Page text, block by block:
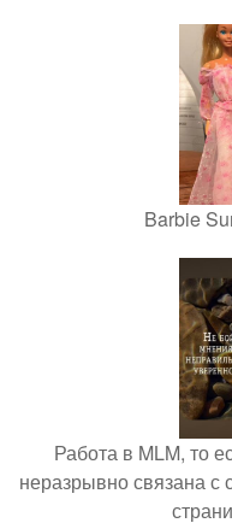
Barbie
Работа в MLM, то
неразрывно связана с